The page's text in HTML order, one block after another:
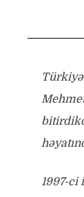
1997-ci